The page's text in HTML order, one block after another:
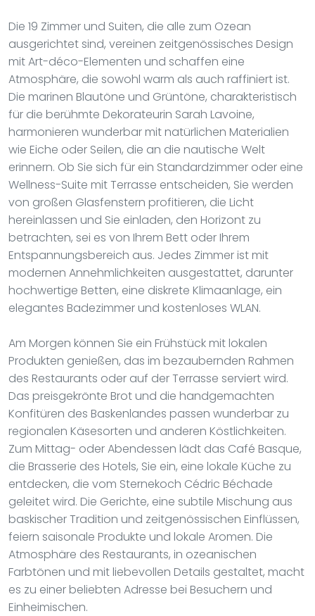
Die 19 Zimmer und Suiten, die alle zum Ozean
ausgerichtet sind, vereinen zeitgenössisches Design
mit Art-déco-Elementen und schaffen eine
Atmosphäre, die sowohl warm als auch raffiniert ist.
Die marinen Blautöne und Grüntöne, charakteristisch
für die berühmte Dekorateurin Sarah Lavoine,
harmonieren wunderbar mit natürlichen Materialien
wie Eiche oder Seilen, die an die nautische Welt
erinnern. Ob Sie sich für ein Standardzimmer oder eine
Wellness-Suite mit Terrasse entscheiden, Sie werden
von großen Glasfenstern profitieren, die Licht
hereinlassen und Sie einladen, den Horizont zu
betrachten, sei es von Ihrem Bett oder Ihrem
Entspannungsbereich aus. Jedes Zimmer ist mit
modernen Annehmlichkeiten ausgestattet, darunter
hochwertige Betten, eine diskrete Klimaanlage, ein
elegantes Badezimmer und kostenloses WLAN.
Am Morgen können Sie ein Frühstück mit lokalen
Produkten genießen, das im bezaubernden Rahmen
des Restaurants oder auf der Terrasse serviert wird.
Das preisgekrönte Brot und die handgemachten
Konfitüren des Baskenlandes passen wunderbar zu
regionalen Käsesorten und anderen Köstlichkeiten.
Zum Mittag- oder Abendessen lädt das Café Basque,
die Brasserie des Hotels, Sie ein, eine lokale Küche zu
entdecken, die vom Sternekoch Cédric Béchade
geleitet wird. Die Gerichte, eine subtile Mischung aus
baskischer Tradition und zeitgenössischen Einflüssen,
feiern saisonale Produkte und lokale Aromen. Die
Atmosphäre des Restaurants, in ozeanischen
Farbtönen und mit liebevollen Details gestaltet, macht
es zu einer beliebten Adresse bei Besuchern und
Einheimischen.